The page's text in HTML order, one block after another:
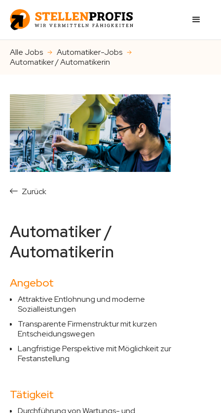
Alle Jobs
Automatiker-Jobs
Automatiker / Automatikerin
Zurück
Automatiker /
Automatikerin
Angebot
Attraktive Entlohnung und moderne
Sozialleistungen
Transparente Firmenstruktur mit kurzen
Entscheidungswegen
Langfristige Perspektive mit Möglichkeit zur
Festanstellung
Tätigkeit
Durchführung von Wartungs- und